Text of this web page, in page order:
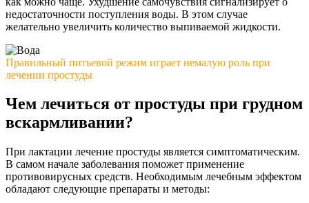
недостаточности поступления воды. В этом случае
желательно увеличить количество выпиваемой жидкости.
Правильный питьевой режим играет немалую роль при
лечении простуды
Чем лечиться от простуды при грудном
вскармливании?
При лактации лечение простуды является симптоматическим.
В самом начале заболевания поможет применение
противовирусных средств. Необходимым лечебным эффектом
обладают следующие препараты и методы: